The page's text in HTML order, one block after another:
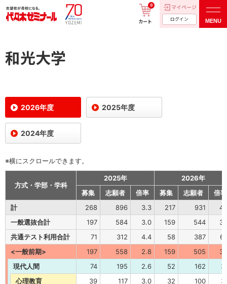
カート
0 マイページ
ログイン MENU
和光大学
2026年度 2025年度
2024年度
※横にスクロールできます。
方式・学部・学科
2025年
2026年
募集
志願者 倍率 募集 志願者
倍率
計
268 896 3.3 217 931
一般選抜合計
197 584 3.0 159 544
共通テスト利用合計
71 312 4.4 58 387
<一般前期>
197 558 2.8 159 505
現代人間
74 195 2.6 52 162
心理教育
39 117 3.0 32 100